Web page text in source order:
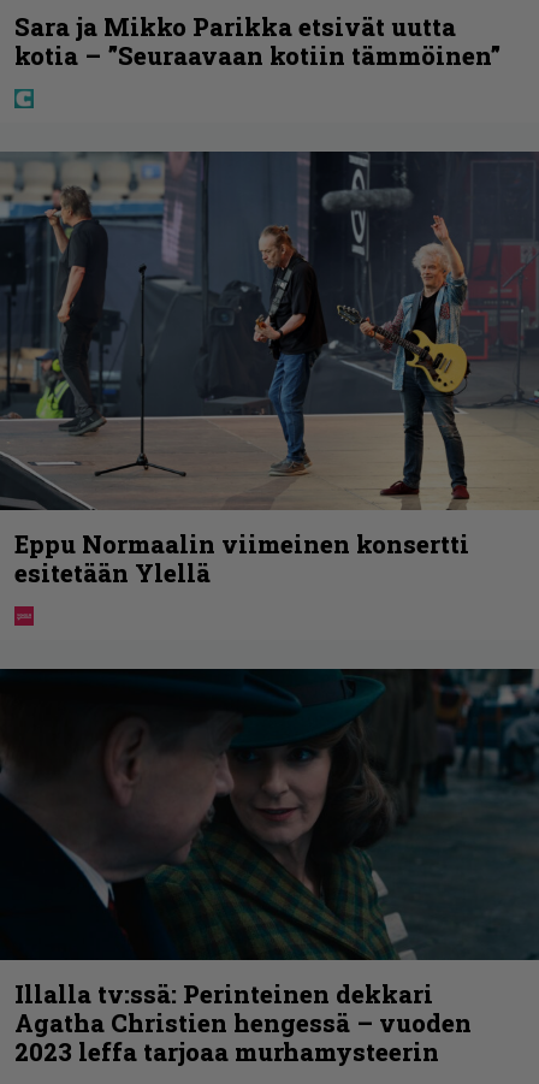
Sara ja Mikko Parikka etsivät uutta
kotia – ”Seuraavaan kotiin tämmöinen”
Eppu Normaalin viimeinen konsertti
esitetään Ylellä
Illalla tv:ssä: Perinteinen dekkari
Agatha Christien hengessä – vuoden
2023 leffa tarjoaa murhamysteerin